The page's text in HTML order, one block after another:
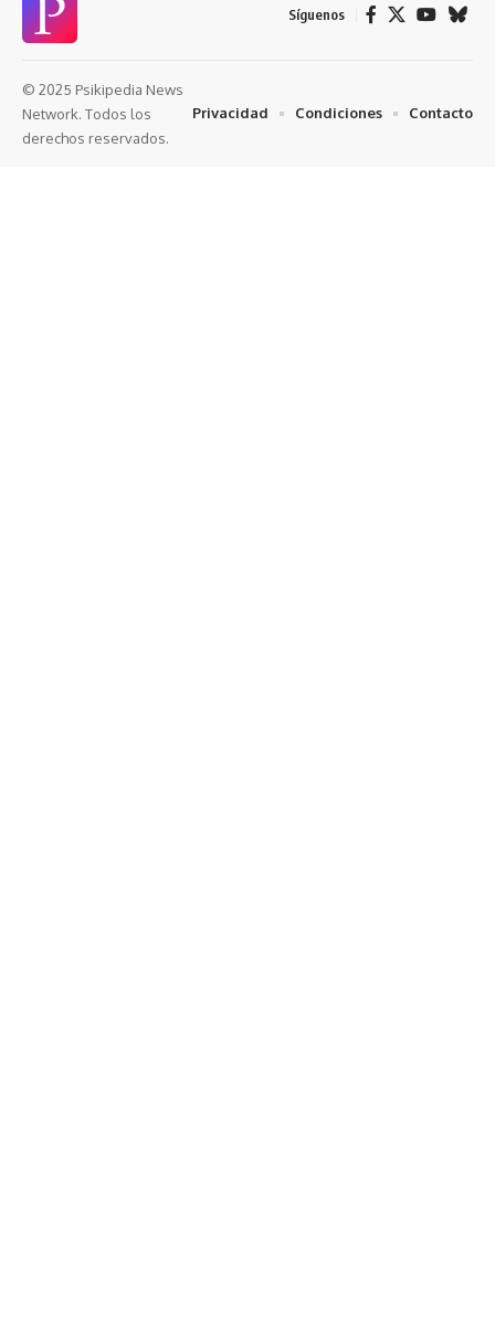
Síguenos
© 2025 Psikipedia News
Network. Todos los
derechos reservados.
Privacidad Condiciones Contacto